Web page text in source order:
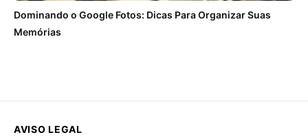
Dominando o Google Fotos: Dicas Para Organizar Suas
Memórias
AVISO LEGAL